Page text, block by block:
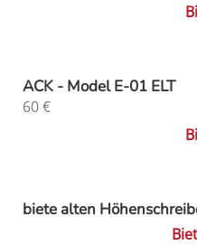
ACK - Model E-01 ELT
60€
biete alten